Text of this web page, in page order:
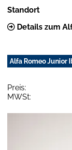
Standort
Details zum
Alfa Romeo Junior
Preis:
MWSt: